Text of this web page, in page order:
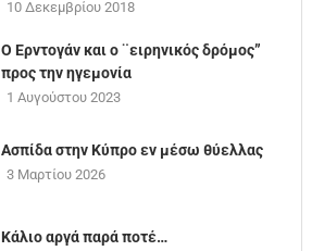
10 Δεκεμβρίου 2018
Ο Ερντογάν και ο ¨ειρηνικός δρόμος”
προς την ηγεμονία
1 Αυγούστου 2023
Ασπίδα στην Κύπρο εν μέσω θύελλας
3 Μαρτίου 2026
Κάλιο αργά παρά ποτέ…